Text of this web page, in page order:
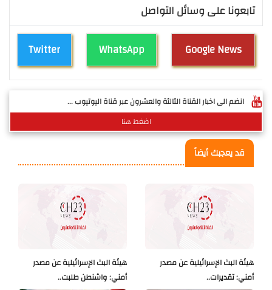
تابعونا على وسائل التواصل
Twitter WhatsApp Google News
انضم الى اخبار القناة الثالثة والعشرون عبر قناة اليوتيوب ...
اضغط هنا
قد يعجبك أيضاً
هيئة البث الإسرائيلية عن مصدر
أمني: واشنطن طلبت..
هيئة البث الإسرائيلية عن مصدر
أمني: تقديرات..